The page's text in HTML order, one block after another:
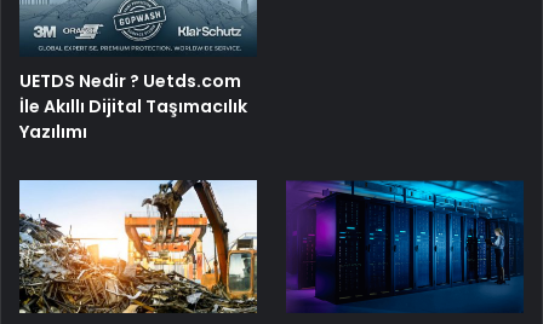
UETDS Nedir ? Uetds.com
İle Akıllı Dijital Taşımacılık
Yazılımı